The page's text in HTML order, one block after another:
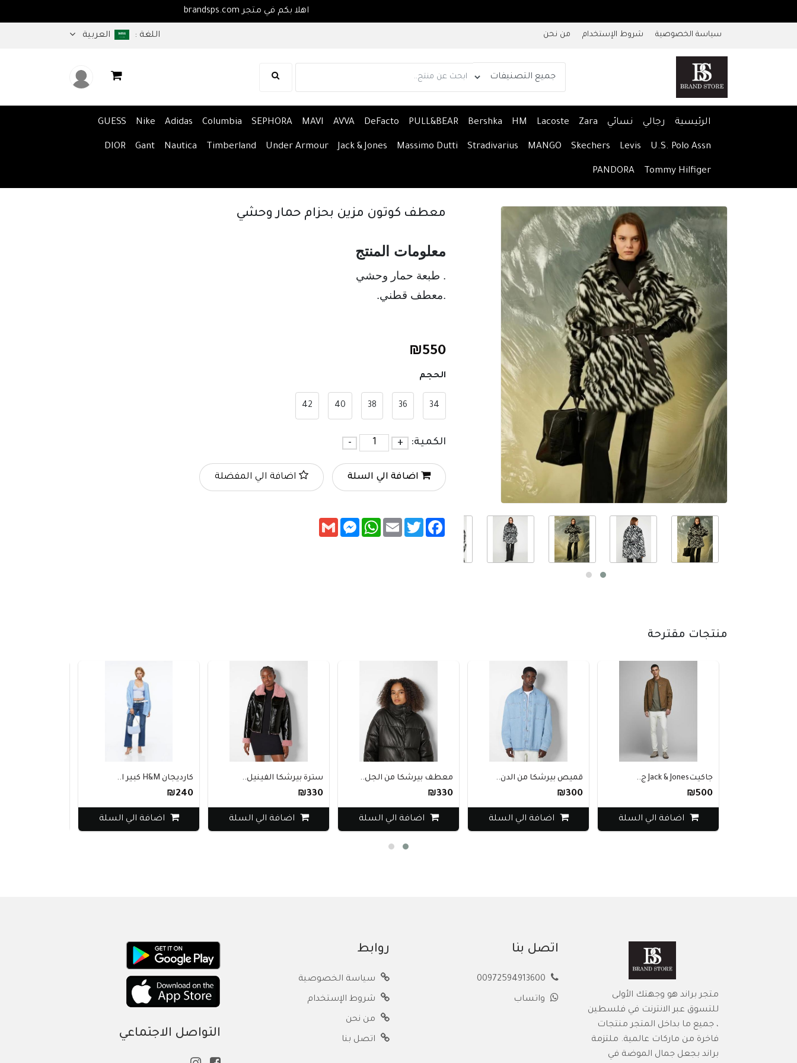
اهلا بكم في متجر brandsps.com
سياسة الخصوصية شروط الإستخدام من نحن اللغة : العربية
الرئيسية رجالي نسائي Zara
Lacoste
HM
Bershka
PULL&BEAR
DeFacto
AVVA
MAVI
SEPHORA
Columbia
Adidas
Nike
GUESS
U.S. Polo Assn
Levis
Skechers
MANGO
Stradivarius
Massimo Dutti
Jack & Jones
Under Armour
Timberland
Nautica
Gant
DIOR
Tommy Hilfiger
PANDORA
معطف كوتون مزين بحزام حمار وحشي
معلومات المنتج
. طبعة حمار وحشي
.معطف قطني.
₪550
الحجم
34
36
38
40
42
الكمية: +
-
اضافة الي السلة اضافة الي المفضلة
Facebook
Twitter
Email
WhatsApp
Messenger
Gmail
منتجات مقترحة
جاكيتJack & Jones ج..
₪500
اضافة الي السلة
قميص بيرشكا من الدن..
₪300
اضافة الي السلة
معطف بيرشكا من الجل..
₪330
اضافة الي السلة
سترة بيرشكا الفينيل..
₪330
اضافة الي السلة
كارديجان H&M كبير ا..
₪240
اضافة الي السلة
متجر براند هو وجهتك الأولى
للتسوق عبر الانترنت في فلسطين
، جميع ما بداخل المتجر منتجات
فاخرة من ماركات عالمية. ملتزمة
براند بجعل جمال الموضة في
اتصل بنا
واتساب
روابط
سياسة الخصوصية
شروط الإستخدام
من نحن
اتصل بنا التواصل الاجتماعي